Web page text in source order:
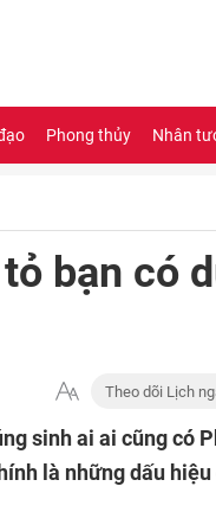
Phong thủy Nhân
bạn có
Theo dõi Lịch
sinh ai ai cũng có
là những dấu